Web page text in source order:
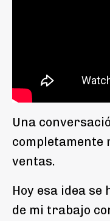
Una
completamente
ventas.
Hoy esa idea
de mi trabajo